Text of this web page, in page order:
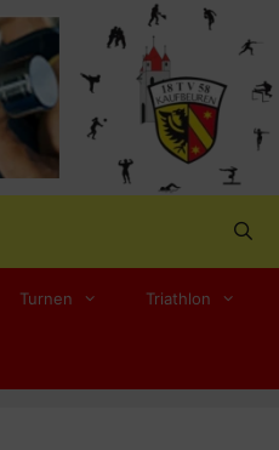
Turnen Triathlon